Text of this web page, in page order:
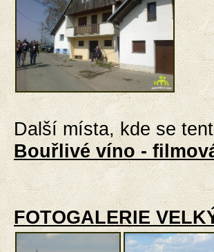
Další místa, kde se
Bouřlivé víno -
FOTOGALERIE